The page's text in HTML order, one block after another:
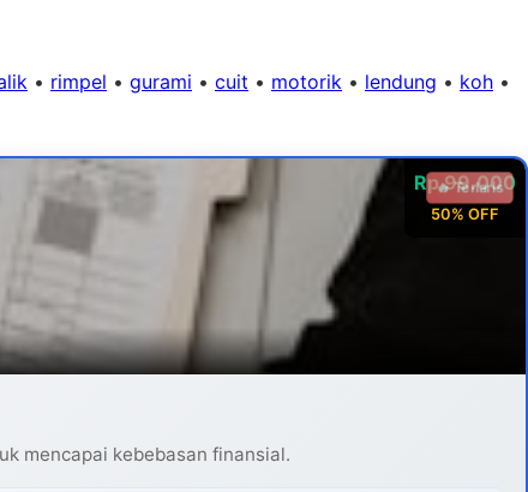
• rimpel • gurami • cuit • motorik • lendung • koh •
Rp 99.000
50% OFF
🔥 Terlaris
mencapai kebebasan finansial.